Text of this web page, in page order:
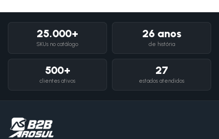
25.000+
SKUs no catálogo
26 anos
de história
500+
clientes ativos
27
estados atendidos